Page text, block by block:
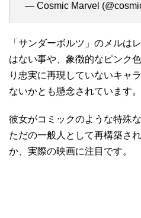
— Cosmic Marvel
「サンダーボルツ」のメルは
はない事や、象徴的なピンク
り忠実に再現していないキャ
ないかとも懸念されています。
彼女がコミックのような特殊
ただの一般人として再構築さ
か、実際の映画に注目です。